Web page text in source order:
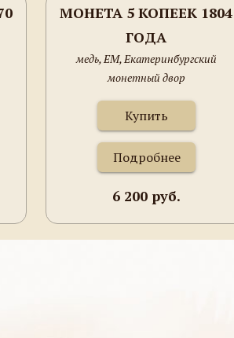
МОНЕТА 5 КОПЕЕК 1804
ГОДА
медь, ЕМ, Екатеринбургский
монетный двор
Купить
Подробнее
6 200 руб.